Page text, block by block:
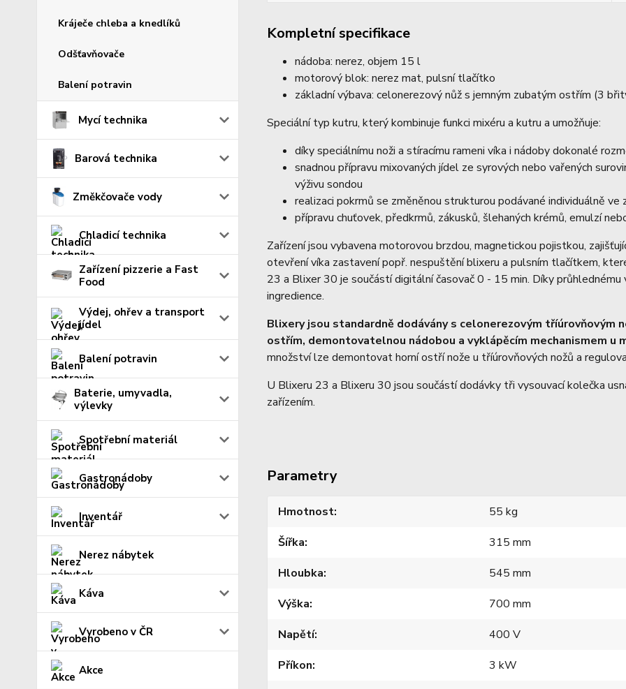
Kráječe chleba a knedlíků
Odšťavňovače
Balení potravin
Mycí technika
Barová technika
Změkčovače vody
Chladicí technika
Zařízení pizzerie a Fast
Food
Výdej, ohřev a transport
jídel
Balení potravin
Baterie, umyvadla,
výlevky
Spotřební materiál
Gastronádoby
Inventář
Nerez nábytek
Káva
Vyrobeno v ČR
Akce
Kompletní specifikace
nádoba: nerez, objem 15 l
motorový blok: nerez mat, pulsní tlačítko
základní výbava: celonerezový nůž s jemným zubatým ostřím (3
Speciální typ kutru, který kombinuje funkci mixéru a kutru a umožňuje:
díky speciálnímu noži a stíracímu rameni víka i nádoby dokonalé
snadnou přípravu mixovaných jídel ze syrových nebo vařených
výživu sondou
realizaci pokrmů se změněnou strukturou podávané individuálně ve
přípravu chuťovek, předkrmů, zákusků, šlehaných krémů, emulzí
Zařízení jsou vybavena motorovou brzdou, magnetickou pojistkou,
otevření víka zastavení popř. nespuštění blixeru a pulsním tlačítkem,
23 a Blixer 30 je součástí digitální časovač 0 - 15 min. Díky
ingredience.
Blixery jsou standardně dodávány s celonerezovým tříúrovňovým
ostřím, demontovatelnou nádobou a vyklápěcím mechanismem u
množství lze demontovat horní ostří nože u tříúrovňových nožů a
U Blixeru 23 a Blixeru 30 jsou součástí dodávky tři vysouvací kolečka
zařízením.
Parametry
Hmotnost
55 kg
Šířka
315 mm
Hloubka
545 mm
Výška
700 mm
Napětí
400 V
Příkon
3 kW